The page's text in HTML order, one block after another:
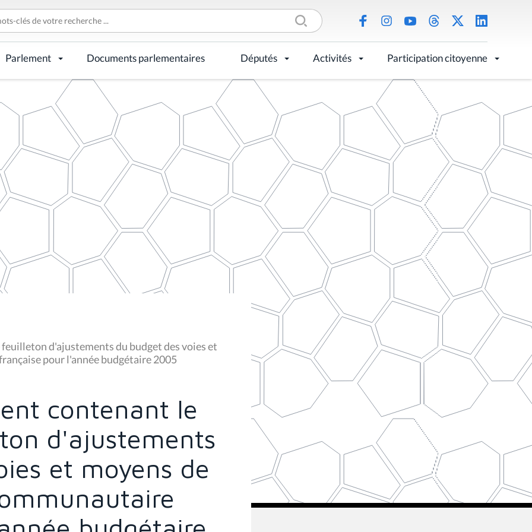
Parlement Documents parlementaires Députés Activités Participation citoyenne
d'ajustements du budget des voies et
pour l'année budgétaire 2005
contenant le
d'ajustements
et moyens de